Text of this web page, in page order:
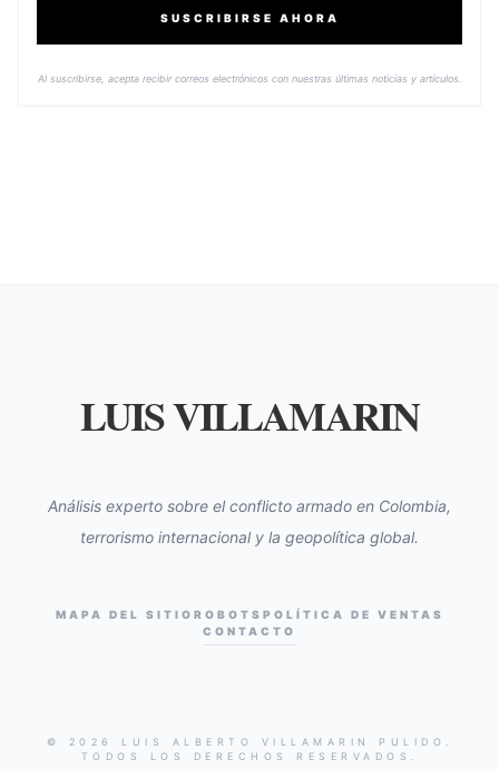
SUSCRIBIRSE AHORA
Al suscribirse, acepta recibir correos electrónicos con nuestras últimas noticias y artículos.
LUIS VILLAMARIN
Análisis experto sobre el conflicto armado en Colombia,
terrorismo internacional y la geopolítica global.
MAPA DEL SITIO ROBOTS POLÍTICA DE VENTAS
CONTACTO
© 2026 LUIS ALBERTO VILLAMARIN PULIDO.
TODOS LOS DERECHOS RESERVADOS.